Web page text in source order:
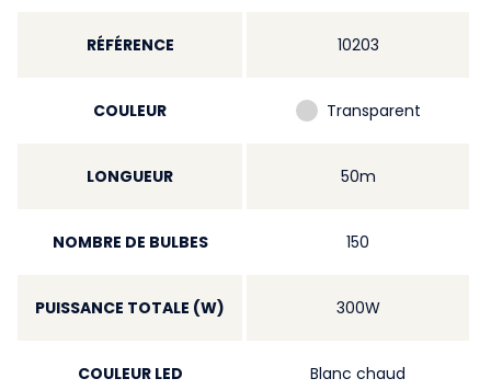
RÉFÉRENCE 10203
COULEUR Transparent
LONGUEUR 50m
NOMBRE DE BULBES 150
PUISSANCE TOTALE (W) 300W
COULEUR LED Blanc chaud